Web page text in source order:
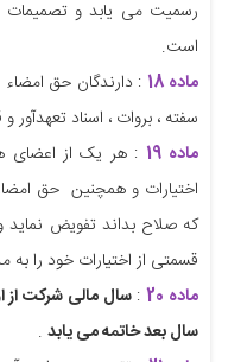
رسمیت می یابد و تصمیمات
است.
ماده 18
: دارندگان حق امضاء
سفته ، بروات ، اسناد تعهدآور
ماده 19
: هر یک از اعضای
اختیارات و همچنین حق
که صلاح بداند تفویض
قسمتی از اختیارات خود را
ماده 20
:سال مالی شرکت از
سال بعد خاتمه می یابد .